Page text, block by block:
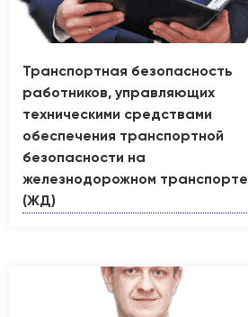
Транспортная безопасность
работников, управляющих
техническими средствами
обеспечения транспортной
безопасности на
железнодорожном транспорте
(ЖД)